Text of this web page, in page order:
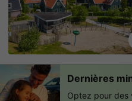
Dernières
Optez pour des